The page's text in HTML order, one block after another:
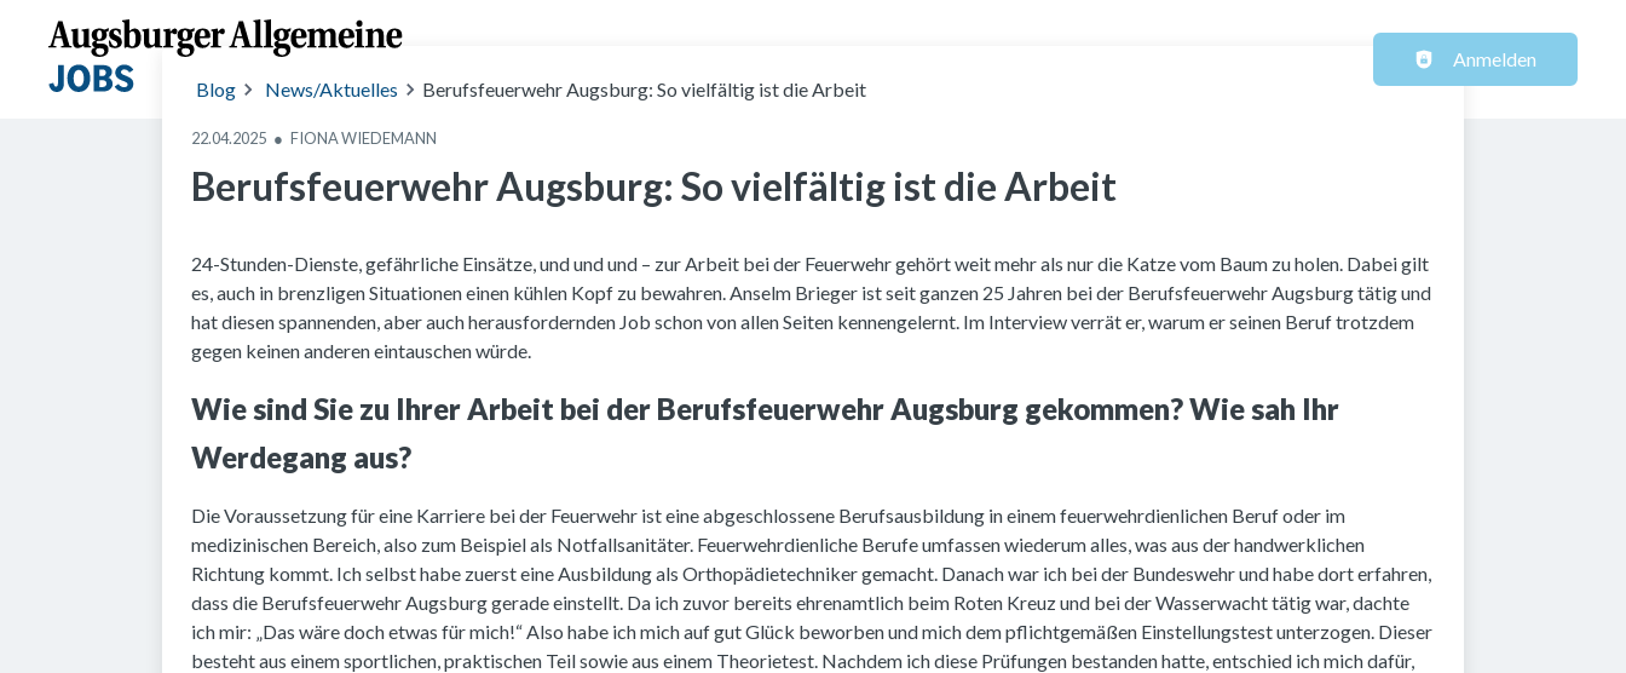
Haupt-Navigation
Anmelden
Foto: Berufsfe
uerwehr Augsb
Blog News/Aktuelles Berufsfeuerwehr Augsburg: So vielfältig ist die Arbeit
22.04.2025 ● FIONA WIEDEMANN
Berufsfeuerwehr Augsburg: So vielfältig ist die Arbeit
24-Stunden-Dienste, gefährliche Einsätze, und und und – zur Arbeit bei der Feuerwehr gehört weit mehr als nur die Katze vom Baum zu holen. Dabei gilt
es, auch in brenzligen Situationen einen kühlen Kopf zu bewahren. Anselm Brieger ist seit ganzen 25 Jahren bei der Berufsfeuerwehr Augsburg tätig und
hat diesen spannenden, aber auch herausfordernden Job schon von allen Seiten kennengelernt. Im Interview verrät er, warum er seinen Beruf trotzdem
gegen keinen anderen eintauschen würde.
Wie sind Sie zu Ihrer Arbeit bei der Berufsfeuerwehr Augsburg gekommen? Wie sah Ihr
Werdegang aus?
Die Voraussetzung für eine Karriere bei der Feuerwehr ist eine abgeschlossene Berufsausbildung in einem feuerwehrdienlichen Beruf oder im
medizinischen Bereich, also zum Beispiel als Notfallsanitäter. Feuerwehrdienliche Berufe umfassen wiederum alles, was aus der handwerklichen
Richtung kommt. Ich selbst habe zuerst eine Ausbildung als Orthopädietechniker gemacht. Danach war ich bei der Bundeswehr und habe dort erfahren,
dass die Berufsfeuerwehr Augsburg gerade einstellt. Da ich zuvor bereits ehrenamtlich beim Roten Kreuz und bei der Wasserwacht tätig war, dachte
ich mir: „Das wäre doch etwas für mich!“ Also habe ich mich auf gut Glück beworben und mich dem pflichtgemäßen Einstellungstest unterzogen. Dieser
besteht aus einem sportlichen, praktischen Teil sowie aus einem Theorietest. Nachdem ich diese Prüfungen bestanden hatte, entschied ich mich dafür,